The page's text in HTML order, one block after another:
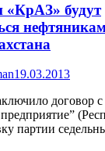
«КрАЗ» будут
19.03.2013
договор
партии